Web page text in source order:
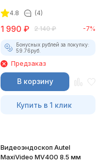
4.8 (4)
1 990 ₽ 2 140 ₽ -7%
Бонусных рублей за покупку:
59.76руб.
Предзаказ
В корзину
Купить в 1 клик
Видеоэндоскоп Autel
MaxiVideo MV400 8.5 мм